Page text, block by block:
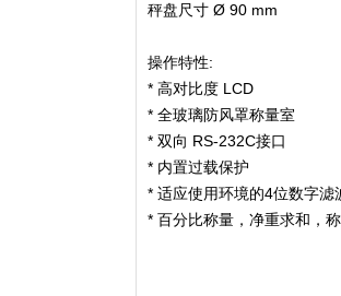
秤盘尺寸 Ø 90 mm
操作特性:
* 高对比度 LCD
* 全玻璃防风罩称量室
* 双向 RS-232C接口
* 内置过载保护
* 适应使用环境的4位数字滤
* 百分比称量，净重求和，